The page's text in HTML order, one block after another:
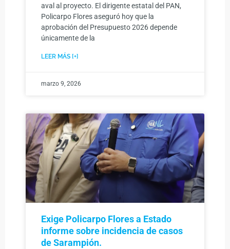
aval al proyecto. El dirigente estatal del PAN,
Policarpo Flores aseguró hoy que la
aprobación del Presupuesto 2026 depende
únicamente de la
LEER MÁS [+]
marzo 9, 2026
Exige Policarpo Flores a Estado
informe sobre incidencia de casos
de Sarampión.